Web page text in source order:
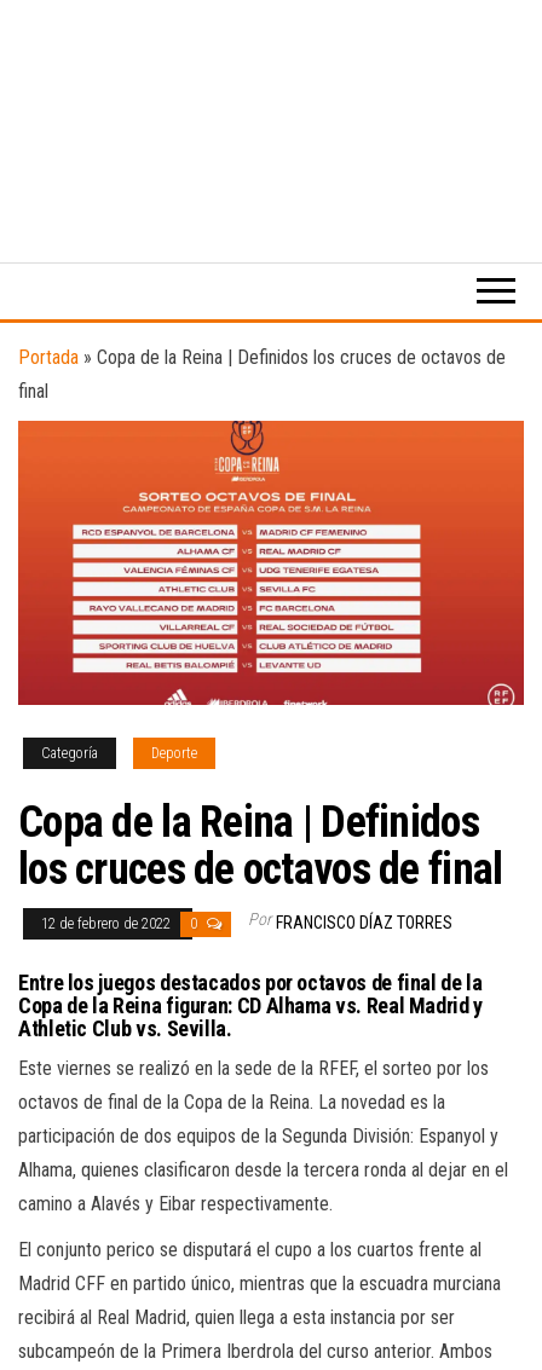
digital
el
música.
Portada » Copa de la Reina | Definidos los cruces de octavos de
final
Categoría Deporte
Copa de la Reina | Definidos
los cruces de octavos de final
12 de febrero de 2022 0 Por FRANCISCO DÍAZ TORRES
Entre los juegos destacados por octavos de final de la
Copa de la Reina figuran: CD Alhama vs. Real Madrid y
Athletic Club vs. Sevilla.
Este viernes se realizó en la sede de la RFEF, el sorteo por los
octavos de final de la Copa de la Reina. La novedad es la
participación de dos equipos de la Segunda División: Espanyol y
Alhama, quienes clasificaron desde la tercera ronda al dejar en el
camino a Alavés y Eibar respectivamente.
El conjunto perico se disputará el cupo a los cuartos frente al
Madrid CFF en partido único, mientras que la escuadra murciana
recibirá al Real Madrid, quien llega a esta instancia por ser
subcampeón de la Primera Iberdrola del curso anterior. Ambos